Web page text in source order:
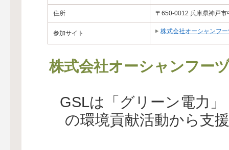
住所 〒650-0012 兵庫県神戸
参加サイト 株式会社オーシャンフー
株式会社オーシャンフー
GSLは「グリーン電力
の環境貢献活動から支